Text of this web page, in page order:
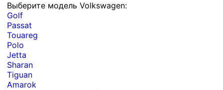
Выберите модель Volkswagen:
Golf
Passat
Touareg
Polo
Jetta
Sharan
Tiguan
Amarok